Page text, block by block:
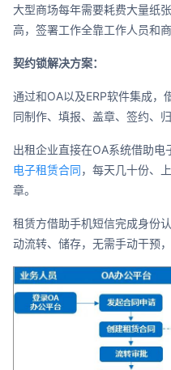
大型商场每年需要耗费大量纸
高，签署工作全靠工作人员和
契约锁解决方案：
通过和OA以及ERP软件集成，
同制作、填报、盖章、签约、归
出租企业直接在OA系统借助
电子租赁合同，每天几十份、
章。
租赁方借助手机短信完成身份
动流转、储存，无需手动干预